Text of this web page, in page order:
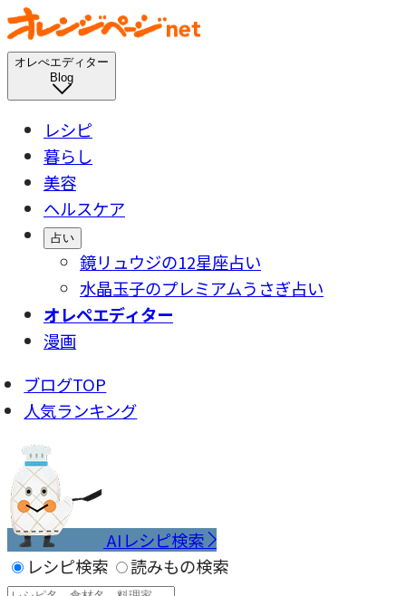
オレぺエディター
Blog
レシピ
暮らし
美容
ヘルスケア
占い
鏡リュウジの12星座占い
水晶玉子のプレミアムうさぎ占い
オレペエディター
漫画
ブログTOP
人気ランキング
AIレシピ検索
レシピ検索
読みもの検索